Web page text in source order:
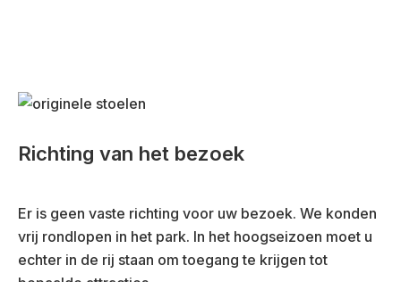
Richting van het bezoek
Er is geen vaste richting voor uw bezoek. We konden
vrij rondlopen in het park. In het hoogseizoen moet u
echter in de rij staan om toegang te krijgen tot